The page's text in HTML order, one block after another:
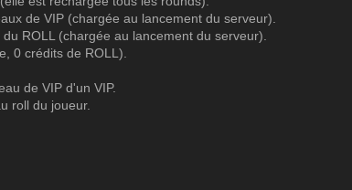
de l'équipe adverse.
de VIP (chargée au lancement du serveur).
ROLL (chargée au lancement du serveur).
0 crédits de ROLL).
de VIP d'un VIP.
roll du joueur.